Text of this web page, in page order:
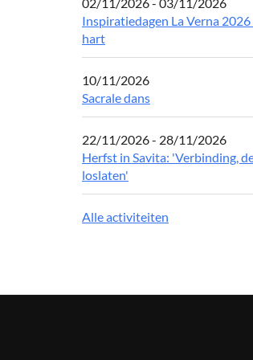
Inspiratiedagen La Verna
hart
10/11/2026
Sacrale dans
22/11/2026 - 28/11/2026
Herfst in Savita: 'Verbinding,
loslaten'
Alle activiteiten